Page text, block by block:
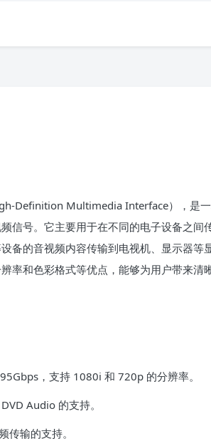
Definition Multimedia Interface），是一
信号。它主要用于在不同的电子设备之间
备的音视频内容传输到电视机、显示器等
率和色彩格式等优点，能够为用户带来清
，支持 1080i 和 720p 的分辨率。
Audio 的支持。
输的支持。